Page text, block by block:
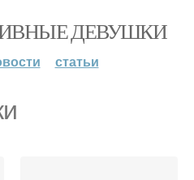
ДЕВУШКИ
статьи